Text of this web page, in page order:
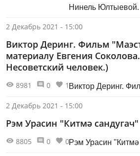
Нинель Юлтыевой.
2 Декабрь 2021 - 15:00
Виктор Деринг. Фильм
материалу Евгения
Несоветский человек.)
Виктор Деринг.
8981 0 1
2 Декабрь 2021 - 15:00
Рэм Урасин "Китмә сандугач"
Рэм Урасин "Китмә
8805 0 0